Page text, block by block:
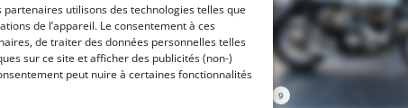
utilisons des technologies telles que
de l’appareil. Le consentement à ces
de traiter des données personnelles telles
sur ce site et afficher des publicités (non-)
peut nuire à certaines fonctionnalités
9